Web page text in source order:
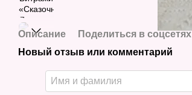
Описание
Поделиться в соцсетях
Новый отзыв или комментарий